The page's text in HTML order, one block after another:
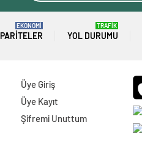
PARITELER
EKONOMİ
YOL DURUMU
TRAFİK
Üye Giriş
Üye Kayıt
Şifremi Unuttum